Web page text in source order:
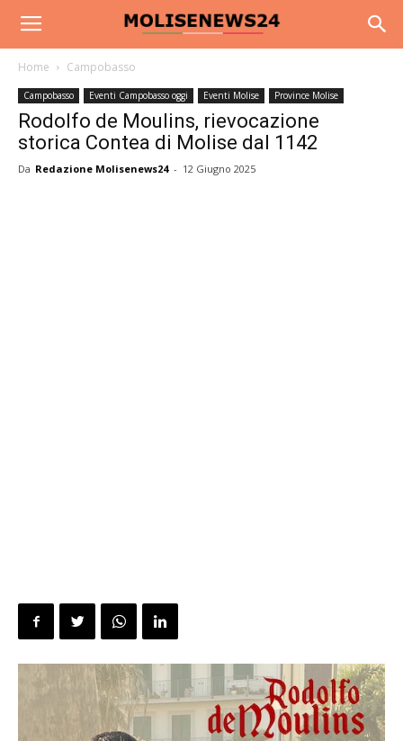
Home Campobasso
Campobasso Eventi Campobasso oggi Eventi Molise Province Molise
Rodolfo de Moulins, rievocazione
storica Contea di Molise dal 1142
Da Redazione Molisenews24 - 12 Giugno 2025